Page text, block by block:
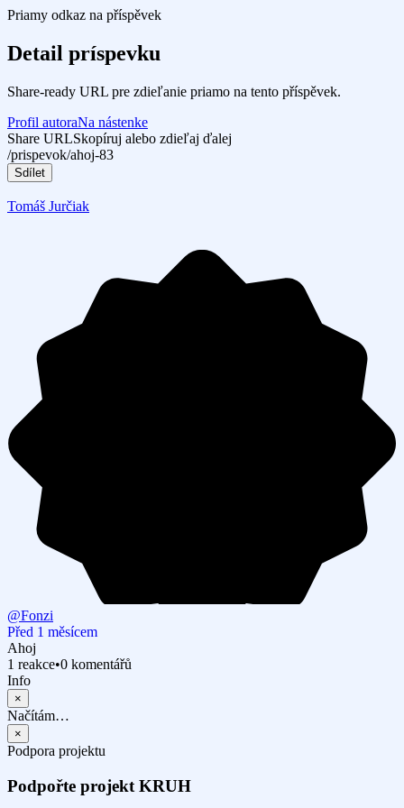
Priamy odkaz na příspěvek
Detail príspevku
Share-ready URL pre zdieľanie priamo na tento příspěvek.
Profil autoraNa nástenke
Share URLSkopíruj alebo zdieľaj ďalej
/prispevok/ahoj-83
Sdílet
Tomáš Jurčiak
@Fonzi
Před 1 měsícem
Ahoj
1 reakce•0 komentářů
Info
×
Načítám…
×
Podpora projektu
Podpořte projekt KRUH